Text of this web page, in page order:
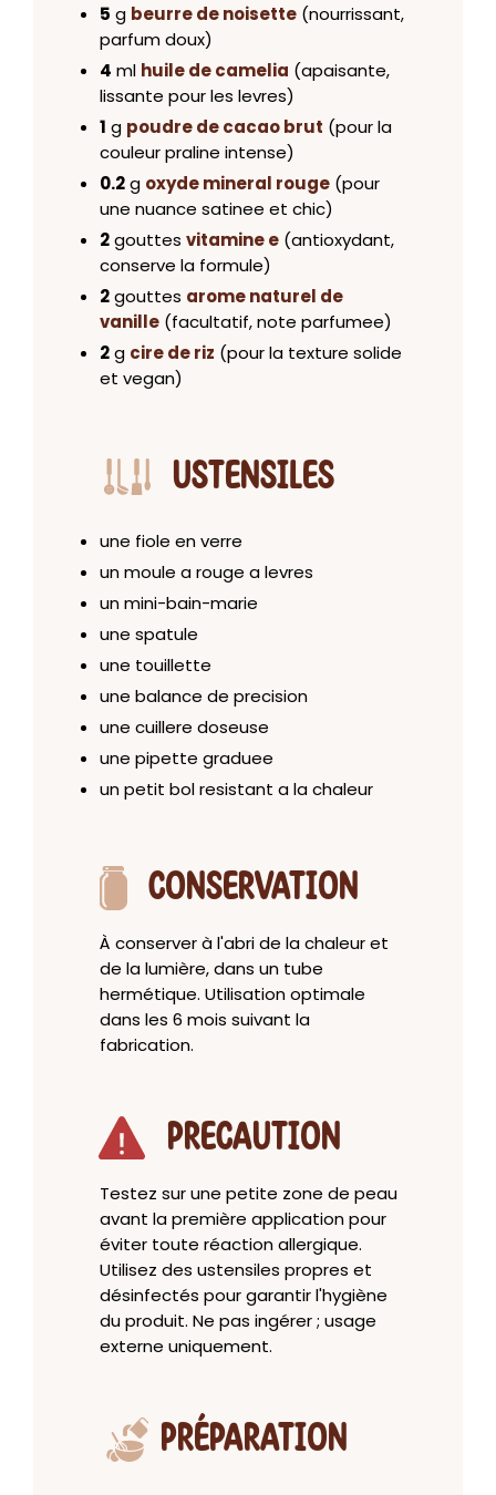
5 g beurre de noisette (nourrissant,
parfum doux)
4 ml huile de camelia (apaisante,
lissante pour les levres)
1 g poudre de cacao brut (pour la
couleur praline intense)
0.2g oxyde mineral rouge (pour
une nuance satinee et chic)
2gouttes vitamine e (antioxydant,
conserve la formule)
2gouttes arome naturel de
vanille (facultatif, note parfumee)
2g cire de riz (pour la texture solide
et vegan)
USTENSILES
une fiole en verre
un moule a rouge a levres
un mini-bain-marie
une spatule
une touillette
une balance de precision
une cuillere doseuse
une pipette graduee
un petit bol resistant a la chaleur
CONSERVATION
À conserver à l'abri de la chaleur et
de la lumière, dans un tube
hermétique. Utilisation optimale
dans les 6 mois suivant la
fabrication.
PRECAUTION
Testez sur une petite zone de peau
avant la première application pour
éviter toute réaction allergique.
Utilisez des ustensiles propres et
désinfectés pour garantir l'hygiène
du produit. Ne pas ingérer ; usage
externe uniquement.
PRÉPARATION